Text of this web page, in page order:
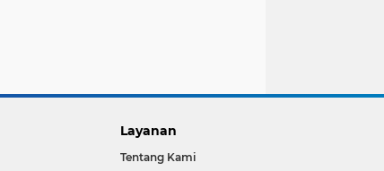
Layanan
Tentang Kami